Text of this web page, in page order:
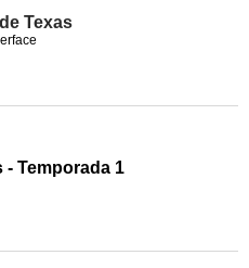
Texas
- Temporada 1